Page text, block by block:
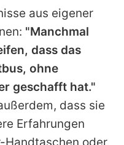
aus eigener
"Manchmal
dass das
ohne
geschafft hat."
dass sie
Erfahrungen
Handtaschen oder